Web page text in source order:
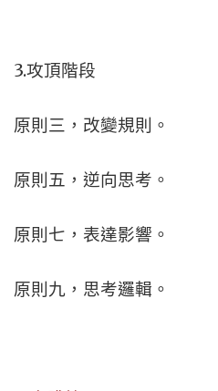
3.攻頂階段
原則三，改變規則。
原則五，逆向思考。
原則七，表達影響。
原則九，思考邏輯。